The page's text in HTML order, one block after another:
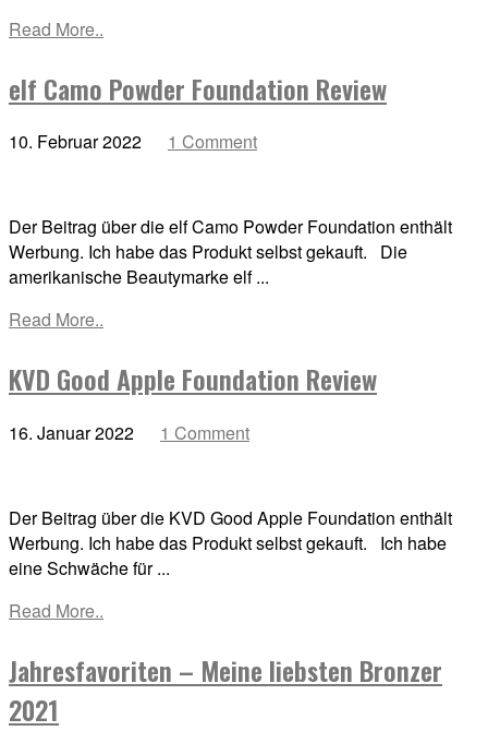
Read More..
elf Camo Powder Foundation Review
10. Februar 2022 1 Comment
Der Beitrag über die elf Camo Powder Foundation enthält
Werbung. Ich habe das Produkt selbst gekauft. Die
amerikanische Beautymarke elf ...
Read More..
KVD Good Apple Foundation Review
16. Januar 2022 1 Comment
Der Beitrag über die KVD Good Apple Foundation enthält
Werbung. Ich habe das Produkt selbst gekauft. Ich habe
eine Schwäche für ...
Read More..
Jahresfavoriten – Meine liebsten Bronzer
2021